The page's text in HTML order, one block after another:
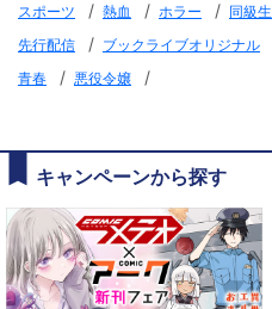
スポーツ / 熱血 / ホラー / 同級生
先行配信 / ブックライブオリジナル
青春 / 悪役令嬢
/
キャンペーンから探す